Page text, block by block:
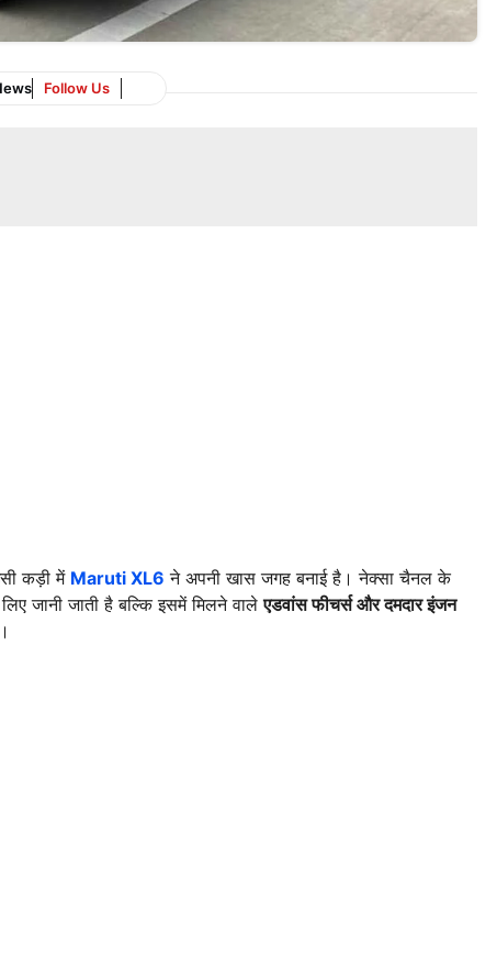
Follow Us
कड़ी में Maruti XL6 ने अपनी खास जगह बनाई है। नेक्सा चैनल के
जानी जाती है बल्कि इसमें मिलने वालेएडवांस फीचर्स और दमदार इंजन